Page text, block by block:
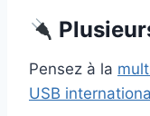
Pensez à la
USB